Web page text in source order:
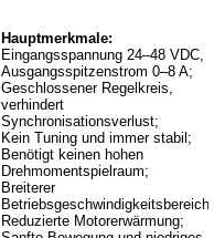
Hauptmerkmale:
Eingangsspannung 24–48 VDC,
Ausgangsspitzenstrom 0–8 A;
Geschlossener Regelkreis,
verhindert
Synchronisationsverlust;
Kein Tuning und immer stabil;
Benötigt keinen hohen
Drehmomentspielraum;
Breiterer
Betriebsgeschwindigkeitsbereich;
Reduzierte Motorerwärmung;